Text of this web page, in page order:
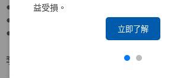
益受損。
立即了解
● 達盛資產管理董事
● 台灣農林董事
● 元大京華證券董事、監察人
李岳蒼 日本東洋大學應用社會學士